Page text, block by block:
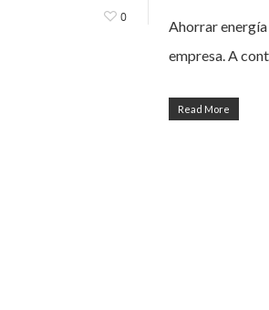
0
Ahorrar
empresa. A
Read More